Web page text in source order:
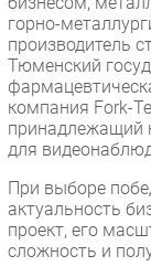
Мероприятия
Проекты
IT класс
Тестовый
Каталог
горно-
производитель
Тюменский
компания Fork-
принадлежащий
для
При выборе
актуальность
проект, его
сложность и